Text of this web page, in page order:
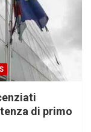
di primo